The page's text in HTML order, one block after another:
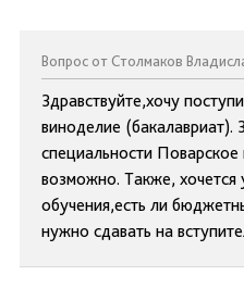
Вопрос от Столмаков
Здравствуйте,хочу
виноделие (бакалавриат).
специальности
возможно. Также, хочется
обучения,есть ли
нужно сдавать на